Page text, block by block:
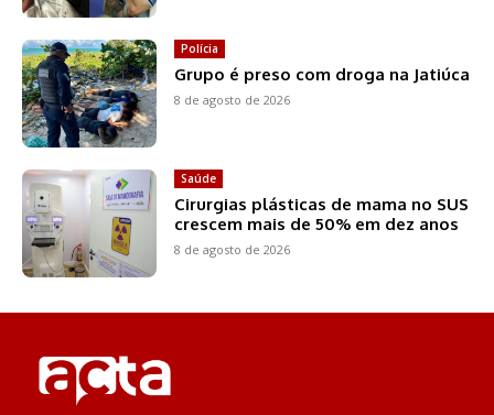
Polícia
Grupo é preso com droga na Jatiúca
8 de agosto de 2026
Saúde
Cirurgias plásticas de mama no SUS
crescem mais de 50% em dez anos
8 de agosto de 2026